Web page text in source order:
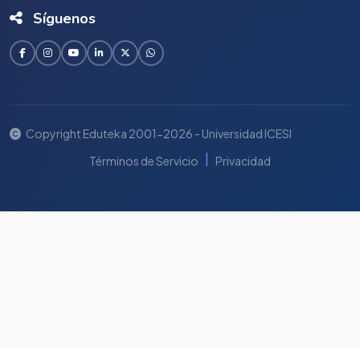
Síguenos
Copyright Eduteka 2001-2026 - Universidad ICESI
Términos de Servicio
Privacidad